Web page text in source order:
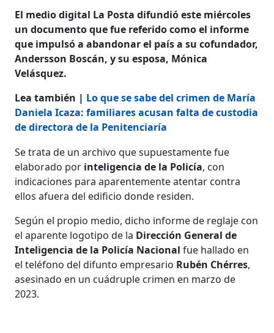
El medio digital La Posta difundió este miércoles
un documento que fue referido como el informe
que impulsó a abandonar el país a su cofundador,
Andersson Boscán, y su esposa, Mónica
Velásquez.
Lea también | Lo que se sabe del crimen de María
Daniela Icaza: familiares acusan falta de custodia
de directora de la Penitenciaría
Se trata de un archivo que supuestamente fue
elaborado por inteligencia de la Policía, con
indicaciones para aparentemente atentar contra
ellos afuera del edificio donde residen.
Según el propio medio, dicho informe de reglaje con
el aparente logotipo de la Dirección General de
Inteligencia de la Policía Nacional fue hallado en
el teléfono del difunto empresario Rubén Chérres,
asesinado en un cuádruple crimen en marzo de
2023.